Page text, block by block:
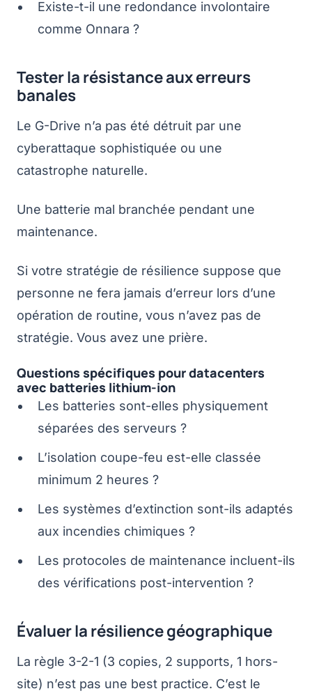
Existe-t-il une redondance involontaire
comme Onnara ?
Tester la résistance aux erreurs
banales
Le G-Drive n’a pas été détruit par une
cyberattaque sophistiquée ou une
catastrophe naturelle.
Une batterie mal branchée pendant une
maintenance.
Si votre stratégie de résilience suppose que
personne ne fera jamais d’erreur lors d’une
opération de routine, vous n’avez pas de
stratégie. Vous avez une prière.
Questions spécifiques pour datacenters
avec batteries lithium-ion
Les batteries sont-elles physiquement
séparées des serveurs ?
L’isolation coupe-feu est-elle classée
minimum 2 heures ?
Les systèmes d’extinction sont-ils adaptés
aux incendies chimiques ?
Les protocoles de maintenance incluent-ils
des vérifications post-intervention ?
Évaluer la résilience géographique
La règle 3-2-1 (3 copies, 2 supports, 1 hors-
site) n’est pas une best practice. C’est le